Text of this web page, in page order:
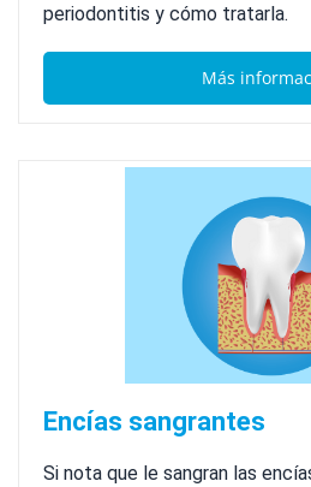
periodontitis y cómo tratarla.
Más
Encías sangrantes
Si nota que le sangran las